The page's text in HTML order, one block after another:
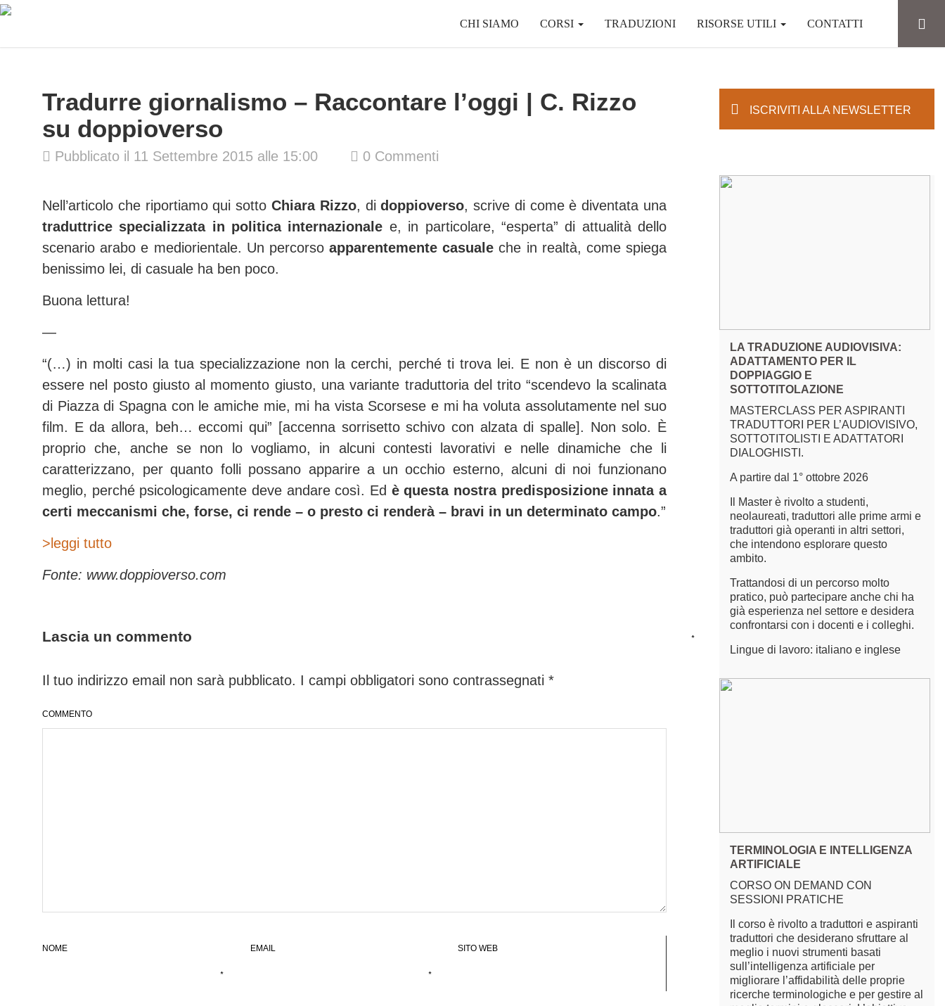
CHI SIAMO CORSI TRADUZIONI RISORSE UTILI CONTATTI
Tradurre giornalismo – Raccontare l’oggi | C. Rizzo
su doppioverso
Pubblicato il 11 Settembre 2015 alle 15:00 0 Commenti
Nell’articolo che riportiamo qui sotto Chiara Rizzo, didoppioverso, scrive di come è diventata una
traduttrice specializzata in politica internazionale e, in particolare, “esperta” di attualità dello
scenario arabo e mediorientale. Un percorso apparentemente casuale che in realtà, come spiega
benissimo lei, di casuale ha ben poco.
Buona lettura!
—
“(…) in molti casi la tua specializzazione non la cerchi, perché ti trova lei. E non è un discorso di
essere nel posto giusto al momento giusto, una variante traduttoria del trito “scendevo la scalinata
di Piazza di Spagna con le amiche mie, mi ha vista Scorsese e mi ha voluta assolutamente nel suo
film. E da allora, beh… eccomiqui” [accenna sorrisetto schivo con alzata di spalle]. Non solo. È
proprio che, anche se non lo vogliamo, in alcuni contesti lavorativi e nelle dinamiche che li
caratterizzano, per quanto folli possano apparire a un occhio esterno, alcuni di noi funzionano
meglio, perché psicologicamente deve andare così. Ed è questa nostra predisposizione innata a
certi meccanismi che, forse, ci rende – o presto ci renderà – bravi in un determinato campo.”
>leggi tutto
Fonte: www.doppioverso.com
Lascia un commento
Il tuo indirizzo email non sarà pubblicato. I campi obbligatori sono contrassegnati *
COMMENTO
*
NOME
*
EMAIL
*
SITO WEB
ISCRIVITI ALLA NEWSLETTER
LA TRADUZIONE AUDIOVISIVA:
ADATTAMENTO PER IL
DOPPIAGGIO E
SOTTOTITOLAZIONE
MASTERCLASS PER ASPIRANTI
TRADUTTORI PER L’AUDIOVISIVO,
SOTTOTITOLISTI E ADATTATORI
DIALOGHISTI.
A partire dal 1° ottobre 2026
Il Master è rivolto a studenti,
neolaureati, traduttori alle prime armi e
traduttori già operanti in altri settori,
che intendono esplorare questo
ambito.
Trattandosi di un percorso molto
pratico, può partecipare anche chi ha
già esperienza nel settore e desidera
confrontarsi con i docenti e i colleghi.
Lingue di lavoro: italiano e inglese
TERMINOLOGIA E INTELLIGENZA
ARTIFICIALE
CORSO ON DEMAND CON
SESSIONI PRATICHE
Il corso è rivolto a traduttori e aspiranti
traduttori che desiderano sfruttare al
meglio i nuovi strumenti basati
sull’intelligenza artificiale per
migliorare l’affidabilità delle proprie
ricerche terminologiche e per gestire al